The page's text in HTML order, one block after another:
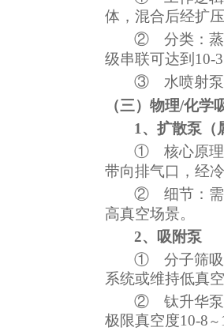
体，混合后经扩
② 分类：
级串联可达到10-
③ 水喷射
（三）物理/化学
1、 扩散泵（
① 核心原
带向排气口，经
② 细节：
高真空场景。
2、
吸附泵
① 分子筛
系统或维持低真
② 钛升华
极限真空度10-8 ～